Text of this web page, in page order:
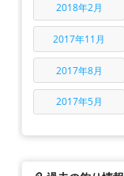
2018年2月
2017年11月
2017年8月
2017年5月